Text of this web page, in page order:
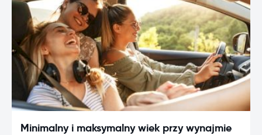
Minimalny i maksymalny wiek przy wynajmie